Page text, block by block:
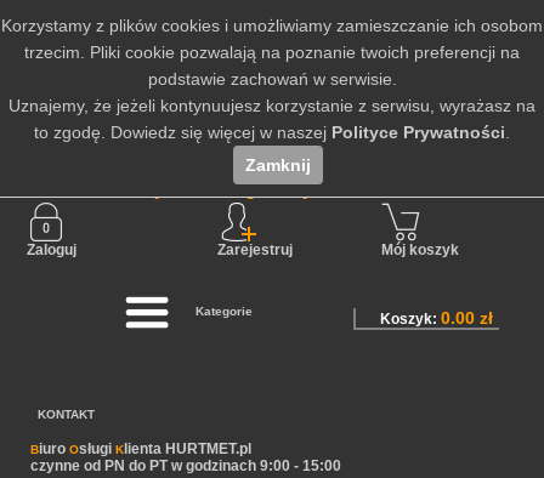
Nie jesteś zalogowany
Zaloguj Zarejestruj Mój koszyk
Kategorie
KONTAKT
Biuro Osługi K lienta HURTMET.pl
czynne od PN do PT w godzinach 9:00 - 15:00
Koszyk:0.00 zł
Korzystamy z plików cookies i umożliwiamy zamieszczanie ich osobom
trzecim. Pliki cookie pozwalają na poznanie twoich preferencji na
podstawie zachowań w serwisie.
Uznajemy, że jeżeli kontynuujesz korzystanie z serwisu, wyrażasz na
to zgodę. Dowiedz się więcej w naszej Polityce Prywatności
Zamknij